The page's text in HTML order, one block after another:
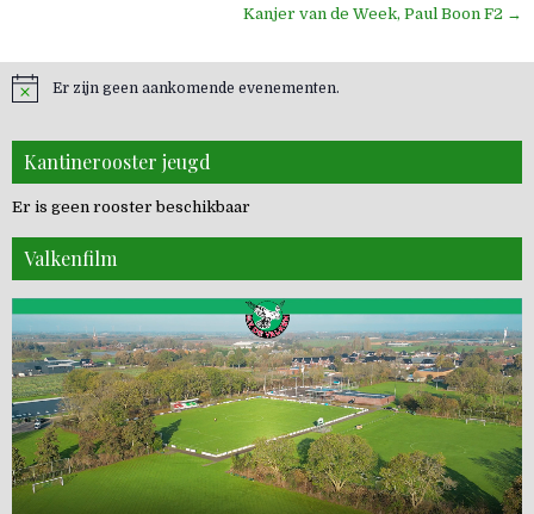
Kanjer van de Week, Paul Boon F2 →
Er zijn geen aankomende evenementen.
Kantinerooster jeugd
Er is geen rooster beschikbaar
Valkenfilm